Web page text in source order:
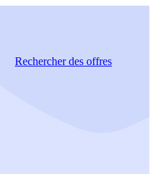
Rechercherdes offres